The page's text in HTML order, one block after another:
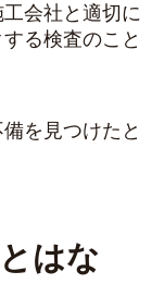
会社と適切に
る検査のこと
を見つけたと
はな